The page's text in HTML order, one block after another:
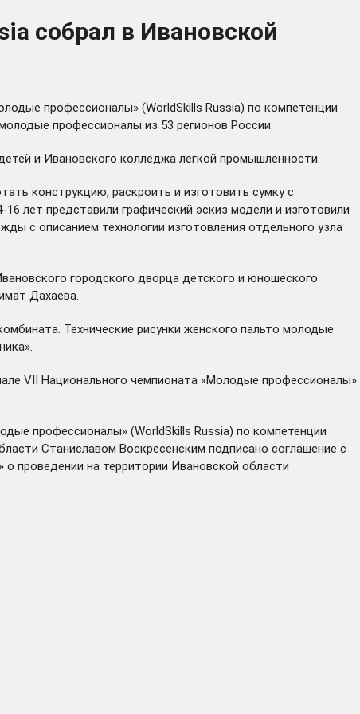
собрал в Ивановской
профессионалы» (WorldSkills Russia) по компетенции
профессионалы из 53 регионов России.
и Ивановского колледжа легкой промышленности.
конструкцию, раскроить и изготовить сумку с
лет представили графический эскиз модели и изготовили
с описанием технологии изготовления отдельного узла
городского дворца детского и юношеского
Дахаева.
Технические рисунки женского пальто молодые
VII Национального чемпионата «Молодые профессионалы»
профессионалы» (WorldSkills Russia) по компетенции
Станиславом Воскресенским подписано соглашение с
проведении на территории Ивановской области